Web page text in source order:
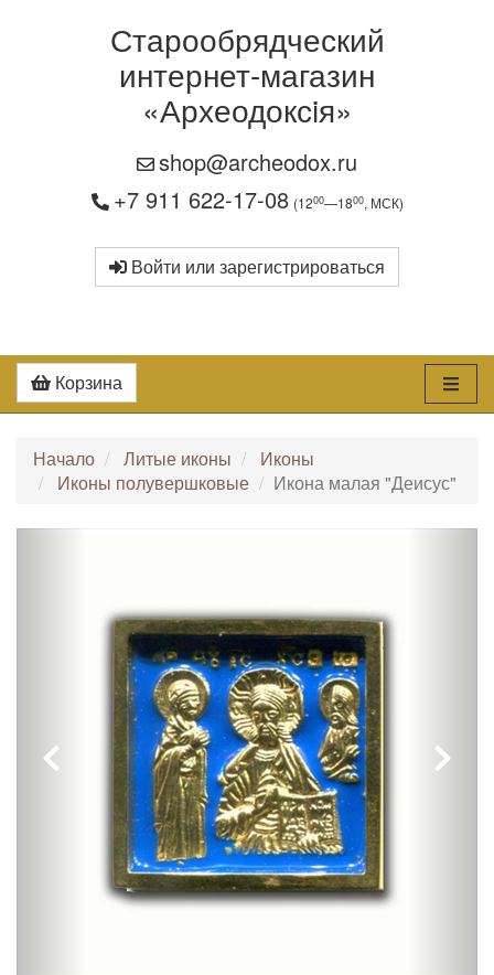
Старообрядческий
интернет-магазин
«Археодоксiя»
shop@archeodox.ru
+7 911 622-17-08 (1200—1800, МСК)
Войти или зарегистрироваться
Корзина
Начало Литые иконы
Иконы
Иконы полувершковые
Икона малая "Деисус"